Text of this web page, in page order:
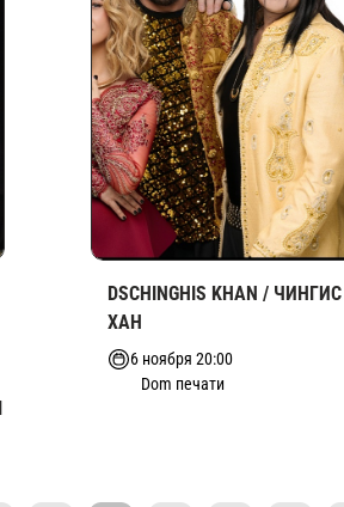
DSCHINGHIS KHAN / ЧИНГИС
ХАН
6 ноября 20:00
Dom печати